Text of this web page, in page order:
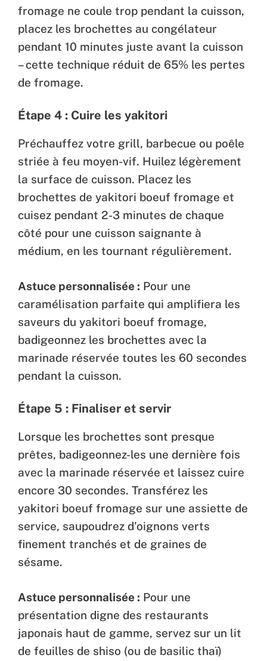
fromage ne coule trop pendant la cuisson,
placez les brochettes au congélateur
pendant 10 minutes juste avant la cuisson
– cette technique réduit de 65% les pertes
de fromage.
Étape 4 : Cuire les yakitori
Préchauffez votre grill, barbecue ou poêle
striée à feu moyen-vif. Huilez légèrement
la surface de cuisson. Placez les
brochettes de yakitori boeuf fromage et
cuisez pendant 2-3 minutes de chaque
côté pour une cuisson saignante à
médium, en les tournant régulièrement.
Astuce personnalisée : Pour une
caramélisation parfaite qui amplifiera les
saveurs du yakitori boeuf fromage,
badigeonnez les brochettes avec la
marinade réservée toutes les 60 secondes
pendant la cuisson.
Étape 5 : Finaliser et servir
Lorsque les brochettes sont presque
prêtes, badigeonnez-les une dernière fois
avec la marinade réservée et laissez cuire
encore 30 secondes. Transférez les
yakitori boeuf fromage sur une assiette de
service, saupoudrez d’oignons verts
finement tranchés et de graines de
sésame.
Astuce personnalisée : Pour une
présentation digne des restaurants
japonais haut de gamme, servez sur un lit
de feuilles de shiso (ou de basilic thaï)